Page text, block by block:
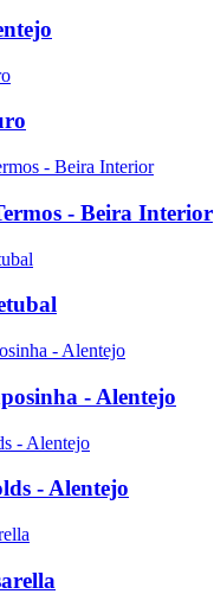
- Beira Interior
- Alentejo
- Alentejo